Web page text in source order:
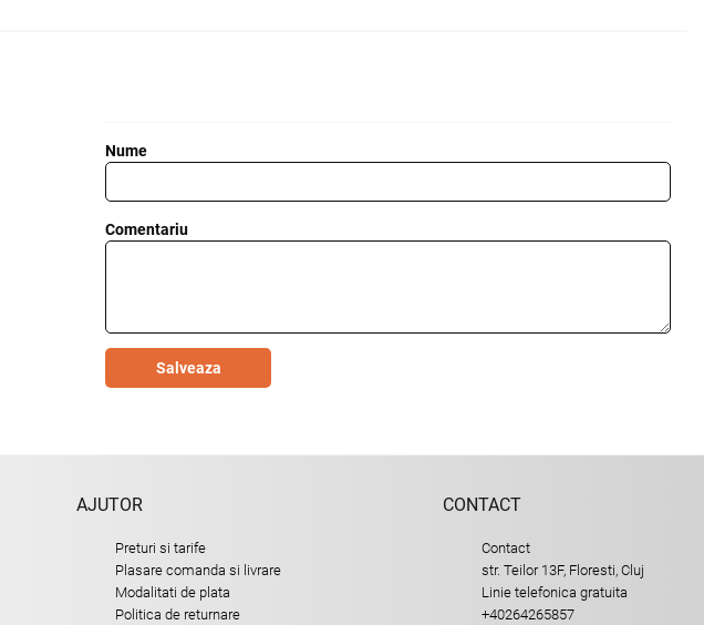
Nume
Comentariu
Salveaza
AJUTOR
Preturi si tarife
Plasare comanda si livrare
Modalitati de plata
Politica de returnare
CONTACT
Contact
str. Teilor 13F, Floresti, Cluj
Linie telefonica gratuita
+40264265857